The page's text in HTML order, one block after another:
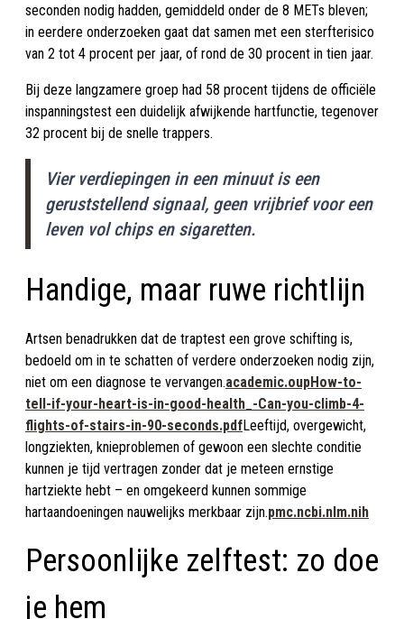
seconden nodig hadden, gemiddeld onder de 8 METs bleven;
in eerdere onderzoeken gaat dat samen met een sterfterisico
van 2 tot 4 procent per jaar, of rond de 30 procent in tien jaar.
Bij deze langzamere groep had 58 procent tijdens de officiële
inspanningstest een duidelijk afwijkende hartfunctie, tegenover
32 procent bij de snelle trappers.
Vier verdiepingen in een minuut is een
geruststellend signaal, geen vrijbrief voor een
leven vol chips en sigaretten.
Handige, maar ruwe richtlijn
Artsen benadrukken dat de traptest een grove schifting is,
bedoeld om in te schatten of verdere onderzoeken nodig zijn,
niet om een diagnose te vervangen.academic.oupHow-to-
tell-if-your-heart-is-in-good-health_-Can-you-climb-4-
flights-of-stairs-in-90-seconds.pdfLeeftijd, overgewicht,
longziekten, knieproblemen of gewoon een slechte conditie
kunnen je tijd vertragen zonder dat je meteen ernstige
hartziekte hebt – en omgekeerd kunnen sommige
hartaandoeningen nauwelijks merkbaar zijn.pmc.ncbi.nlm.nih
Persoonlijke zelftest: zo doe
je hem